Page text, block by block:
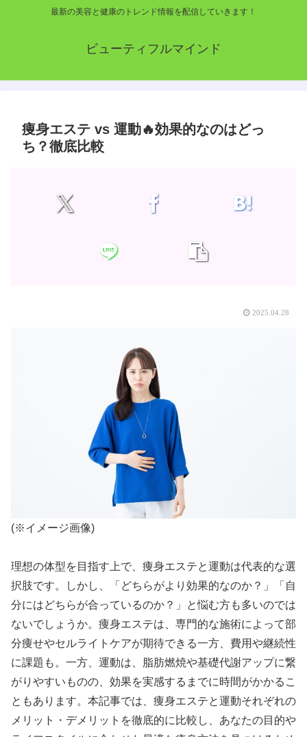
最新の美容と健康のトレンド情報を配信していきます！
ビューティフルマインド
痩身エステ vs 運動🔥効果的なのはどっ
ち？徹底比較
2025.04.28
(※イメージ画像)
理想の体型を目指す上で、痩身エステと運動は代表的な選
択肢です。しかし、「どちらがより効果的なのか？」「自
分にはどちらが合っているのか？」と悩む方も多いのでは
ないでしょうか。痩身エステは、専門的な施術によって部
分痩せやセルライトケアが期待できる一方、費用や継続性
に課題も。一方、運動は、脂肪燃焼や基礎代謝アップに繋
がりやすいものの、効果を実感するまでに時間がかかるこ
ともあります。本記事では、痩身エステと運動それぞれの
メリット・デメリットを徹底的に比較し、あなたの目的や